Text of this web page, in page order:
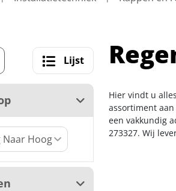
Lijst
Hier vindt u
assortiment
een vakkundig
273327. Wij